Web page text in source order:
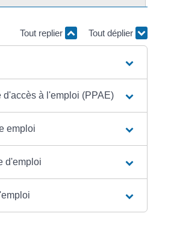
Tout replier Tout déplier
d'accès à l'emploi (PPAE)
emploi
d'emploi